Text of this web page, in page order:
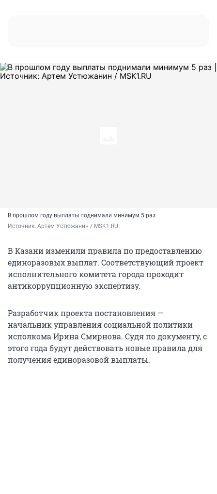
В прошлом году выплаты поднимали минимум 5 раз
Источник: Артем Устюжанин / MSK1.RU
В Казани изменили правила по предоставлению
единоразовых выплат. Соответствующий проект
исполнительного комитета города проходит
антикоррупционную экспертизу.
Разработчик проекта постановления —
начальник управления социальной политики
исполкома Ирина Смирнова. Судя по документу, с
этого года будут действовать новые правила для
получения единоразовой выплаты.